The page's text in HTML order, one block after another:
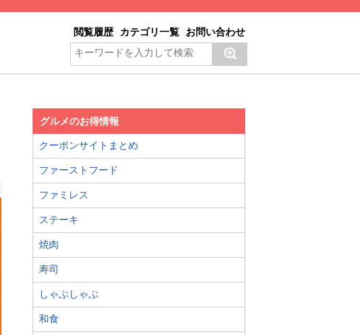
閲覧履歴 カテゴリ一覧 お問い合わせ
グルメのお得情報
クーポンサイトまとめ
ファーストフード
ファミレス
ステーキ
焼肉
寿司
しゃぶしゃぶ
和食